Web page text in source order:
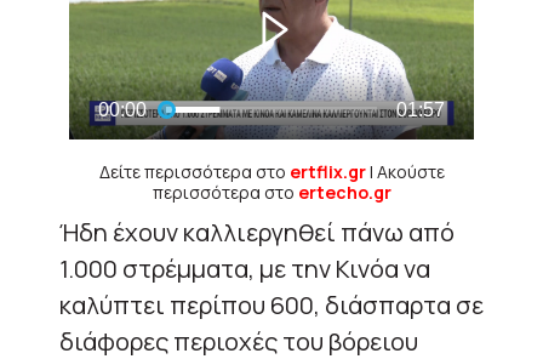
Δείτε περισσότερα στο ertflix.gr| Ακούστε
περισσότερα στο ertecho.gr
Ήδη έχουν καλλιεργηθεί πάνω από
1.000 στρέμματα, με την Κινόα να
καλύπτει περίπου 600, διάσπαρτα σε
διάφορες περιοχές του βόρειου